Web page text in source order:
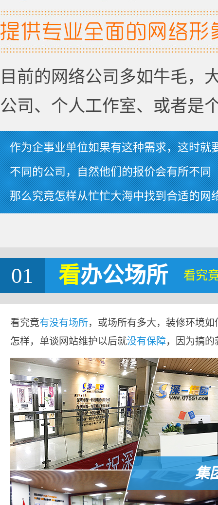
目前的网络公司多如牛毛，
公司、个人工作室、或者是
作为企事业单位如果有这种需求，这时就
不同的公司，自然他们的报价会有所不同
那么究竟怎样从忙忙大海中找到合适的网
01 看办公场所 看究
看究竟有没有场所，或场所有多大，装修环境
怎样，单谈网站维护以后就没有保障，因为搞
集